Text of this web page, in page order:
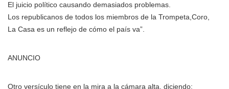
El juicio político causando demasiados problemas.
Los republicanos de todos los miembros de la Trompeta,Coro,
La Casa es un reflejo de cómo el país va”.
ANUNCIO
Otro versículo tiene en la mira a la cámara alta, diciendo: